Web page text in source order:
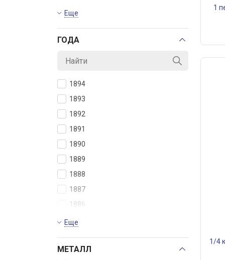
10 рублей
2 копейки
25 копеек
25 пенни
3 копейки
3 рубля
5 копеек
5 пенни
5 рублей
50 копеек
50 пенни
Полтина
Еще
ГОДА
1894
1893
1892
1891
1890
1889
1888
1887
1886
1885
1883
Еще
МЕТАЛЛ
1
1/4